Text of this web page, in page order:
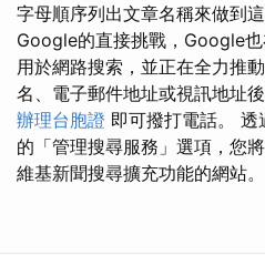
字母順序列出文章名稱來做到
Google的直接挑戰，Google
用於網路搜索，並正在全力推
名、電子郵件地址或視訊地址
辦理台胞證 即可撥打電話。
的「管理搜尋服務」選項，您
維基新聞搜尋擴充功能的網站。